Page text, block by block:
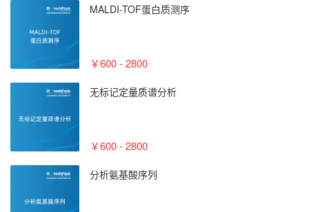
MALDI-TOF蛋白质测序
￥600 - 2800
无标记定量质谱分析
￥600 - 2800
分析氨基酸序列